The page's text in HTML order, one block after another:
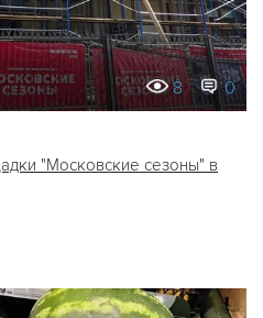
8 0
"Московские сезоны" в